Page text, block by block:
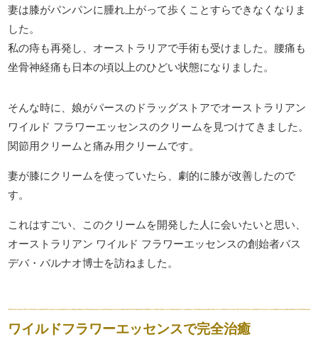
妻は膝がパンパンに腫れ上がって歩くことすらできなくなりま
した。
私の痔も再発し、オーストラリアで手術も受けました。腰痛も
坐骨神経痛も日本の頃以上のひどい状態になりました。
そんな時に、娘がパースのドラッグストアでオーストラリアン
ワイルド フラワーエッセンスのクリームを見つけてきました。
関節用クリームと痛み用クリームです。
妻が膝にクリームを使っていたら、劇的に膝が改善したので
す。
これはすごい、このクリームを開発した人に会いたいと思い、
オーストラリアン ワイルド フラワーエッセンスの創始者バス
デバ・バルナオ博士を訪ねました。
ワイルドフラワーエッセンスで完全治癒